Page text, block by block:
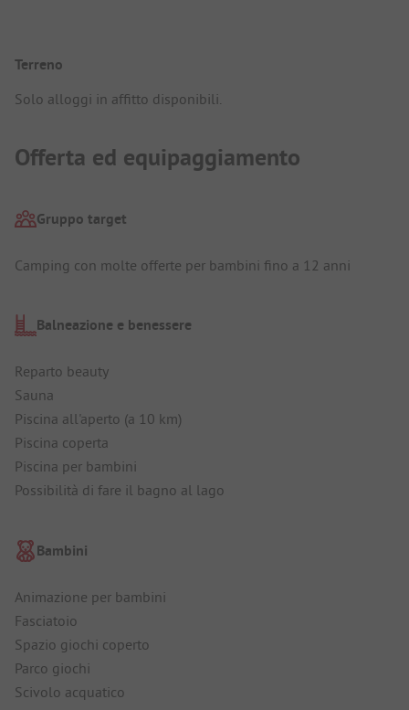
Terreno
Solo alloggi in affitto disponibili.
Offerta ed equipaggiamento
Gruppo target
Camping con molte offerte per bambini fino a 12 anni
Balneazione e benessere
Reparto beauty
Sauna
Piscina all'aperto (a 10 km)
Piscina coperta
Piscina per bambini
Possibilità di fare il bagno al lago
Bambini
Animazione per bambini
Fasciatoio
Spazio giochi coperto
Parco giochi
Scivolo acquatico